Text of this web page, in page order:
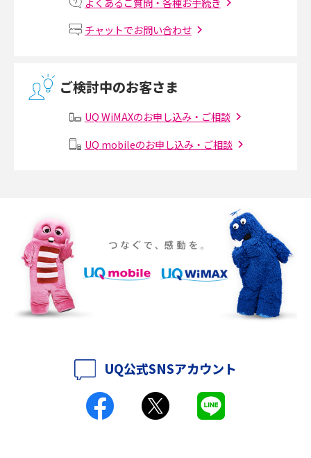
Wi-Fiルーターの設定方法をわかりやすく解説！事前に準備すべきものも紹
無線LANとは？メリット・デメリットや接続方法を解説
メッシュWi-Fiとは？仕組みやメリット・デメリット、中継機との違いを解
ポケット型Wi-Fiをレンタルするメリットとは？選び方や向いている方の特
徴も紹介
持ち運びできるポケット型Wi-Fiのおススメの選び方は？メリット・デメリ
ットも紹介
ポケット型Wi-Fiとは？通信の仕組みやメリット・デメリットを解説
工事不要！置くだけWi-Fiの特徴は？メリット・デメリットや選び方を解説
チャットでお問い合わせ
ご検討中のお客さま
UQ WiMAXのお申し込み・ご相談
UQ mobileのお申し込み・ご相談
UQ公式SNSアカウント